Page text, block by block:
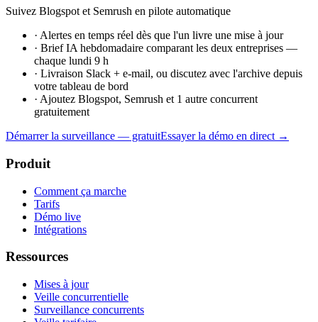
Suivez Blogspot et Semrush en pilote automatique
· Alertes en temps réel dès que l'un livre une mise à jour
· Brief IA hebdomadaire comparant les deux entreprises —
chaque lundi 9 h
· Livraison Slack + e-mail, ou discutez avec l'archive depuis
votre tableau de bord
· Ajoutez Blogspot, Semrush et 1 autre concurrent
gratuitement
Démarrer la surveillance — gratuitEssayer la démo en direct →
Produit
Comment ça marche
Tarifs
Démo live
Intégrations
Ressources
Mises à jour
Veille concurrentielle
Surveillance concurrents